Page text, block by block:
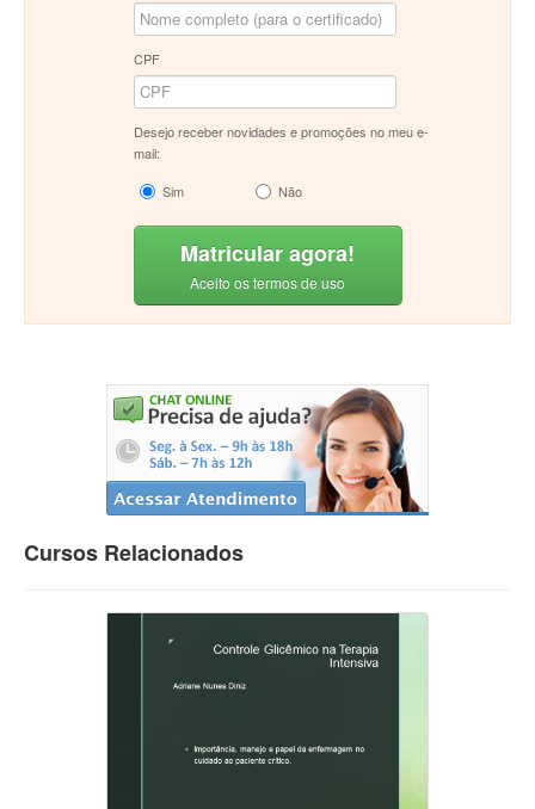
CPF
Desejo receber novidades e promoções no meu e-
mail:
Sim
Não
Matricular agora!
Aceito os termos de uso
Cursos Relacionados